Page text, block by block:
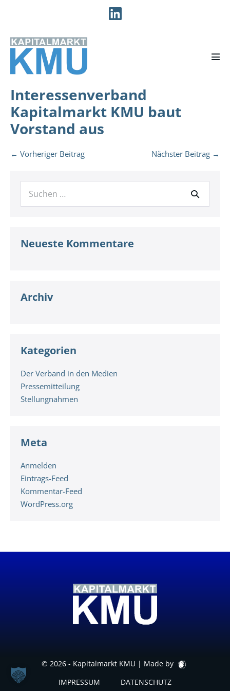
Interessenverband
Kapitalmarkt KMU baut
Vorstand aus
Beitragsnavigation
← Vorheriger Beitrag Nächster Beitrag →
nach:
Neueste Kommentare
Archiv
Kategorien
Der Verband in den Medien
Pressemitteilung
Stellungnahmen
Meta
Anmelden
Eintrags-Feed
Kommentar-Feed
WordPress.org
© 2026 - Kapitalmarkt KMU | Made by
IMPRESSUM
DATENSCHUTZ